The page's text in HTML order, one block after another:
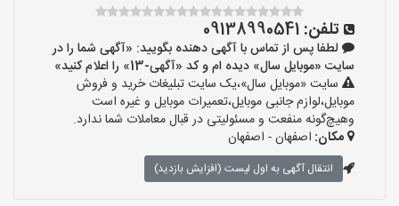
تلفن: 09138990541
لطفا پس از تماس با آگهی دهنده بگویید: «آگهی شما را در
سایت «موبایل سال» دیده ام و کد «آگهی-13» را اعلام کنید»
سایت «موبایل سال»،یک سایت تبلیغات خرید و فروش
موبایل،لوازم جانبی موبایل،تعمیرات موبایل و غیره است
وهیچ‌گونه منفعت و مسئولیتی در قبال معاملات شما ندارد.
مکان: اصفهان - اصفهان
انتقال آگهی به اول لیست (افزایش بازدید)